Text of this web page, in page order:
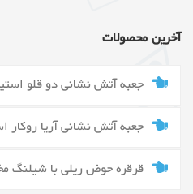
آخرین محصولات
جعبه آتش نشانی دو قلو استیل
جعبه آتش نشانی آریا روکار
قرقره حوض ریلی با